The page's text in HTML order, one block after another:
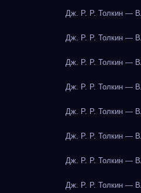
Дж. Р. Р. Толкин —
Дж. Р. Р. Толкин —
Дж. Р. Р. Толкин —
Дж. Р. Р. Толкин —
Дж. Р. Р. Толкин —
Дж. Р. Р. Толкин —
Дж. Р. Р. Толкин —
Дж. Р. Р. Толкин —